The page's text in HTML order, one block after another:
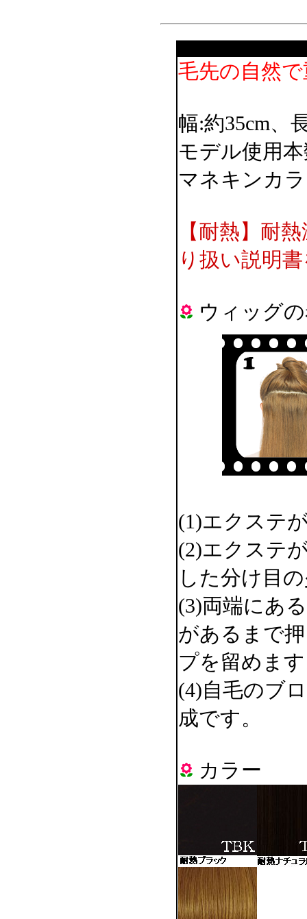
毛先の自然
幅:約35cm、
モデル使用
マネキンカ
【耐熱】耐
り扱い説明
ウィッグ
(1)エクステ
(2)エクステ
した分け目
(3)両端にあ
があるまで
プを留めま
(4)自毛のブ
成です。
カラー